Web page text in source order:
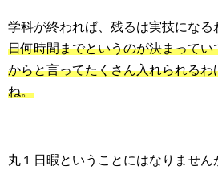
学科が終われば、残るは実技になる
日何時間までというのが決まって
からと言ってたくさん入れられるわ
ね。
丸１日暇ということにはなりませ